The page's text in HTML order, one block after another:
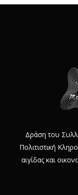
Δράση του
Πολιτιστική
αιγίδας και